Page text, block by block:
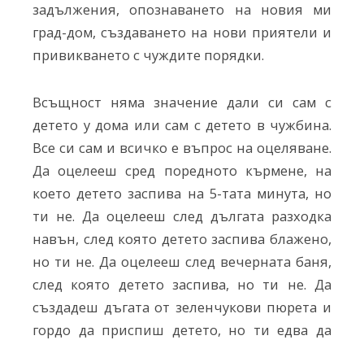
задължения, опознаването на новия ми
град-дом, създаването на нови приятели и
привикването с чуждите порядки.
Всъщност няма значение дали си сам с
детето у дома или сам с детето в чужбина.
Все си сам и всичко е въпрос на оцеляване.
Да оцелееш сред поредното кърмене, на
което детето заспива на 5-тата минута, но
ти не. Да оцелееш след дългата разходка
навън, след която детето заспива блажено,
но ти не. Да оцелееш след вечерната баня,
след която детето заспива, но ти не. Да
създадеш дъгата от зеленчукови пюрета и
гордо да приспиш детето, но ти едва да